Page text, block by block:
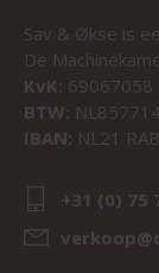
Sav & Økse is
De
KvK: 69067058
BTW:
IBAN: NL21
+31 (0) 75